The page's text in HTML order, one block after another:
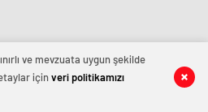
ve mevzuata uygun şekilde
içinveri politikamızı